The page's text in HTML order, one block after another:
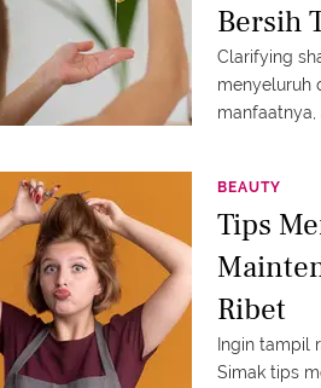
Bersih
Clarifying
menyeluruh
BEAUTY
Tips
Ribet
Ingin tampil
Simak tips